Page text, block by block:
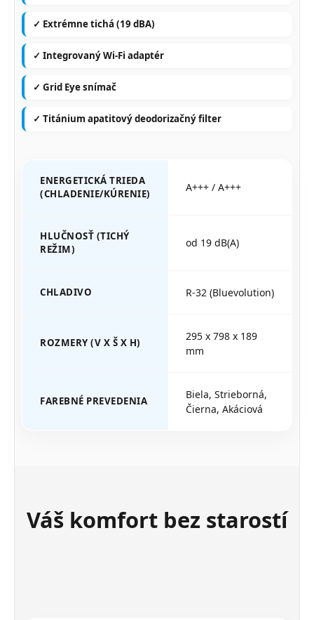
✓ Extrémne tichá (19 dBA)
✓ Integrovaný Wi-Fi adaptér
✓ Grid Eye snímač
✓ Titánium apatitový deodorizačný filter
ENERGETICKÁ TRIEDA
(CHLADENIE/KÚRENIE)
A+++ / A+++
HLUČNOSŤ (TICHÝ
REŽIM)
od 19 dB(A)
CHLADIVO R-32 (Bluevolution)
ROZMERY (V X Š X H)
295 x 798 x 189
mm
FAREBNÉ PREVEDENIA
Biela, Strieborná,
Čierna, Akáciová
Váš komfort bez starostí